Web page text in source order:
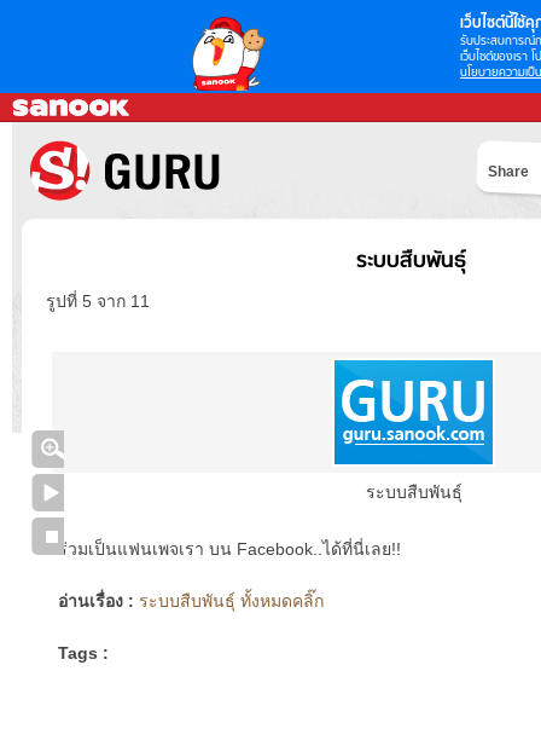
เว็บไซต์นี้ใช้คุ
รับประสบการณ์
เว็บไซต์ของเรา
นโยบายความเป็
Share
ระบบสืบพันธุ์
รูปที่ 5 จาก 11
ระบบสืบพันธุ์
ร่วมเป็นแฟนเพจเรา บน Facebook..ได้ที่นี่เลย!!
อ่านเรื่อง : ระบบสืบพันธุ์ ทั้งหมดคลิ๊ก
Tags :